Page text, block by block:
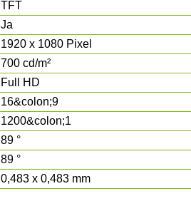
TFT
Ja
1920 x 1080 Pixel
700 cd/m²
Full HD
16&colon;9
1200&colon;1
89 °
89 °
0,483 x 0,483 mm